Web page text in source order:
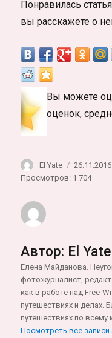
Понравилась
вы расскажете о
Вы можете
оценок,
Автор
El Yate 26.11.2016
Просмотров: 1 704
Автор: El Yate
Елена Майданова.
фотожурналист,
как в работе над Free-
путешествиях и делах.
путешествиях по всему
Посмотреть все записи